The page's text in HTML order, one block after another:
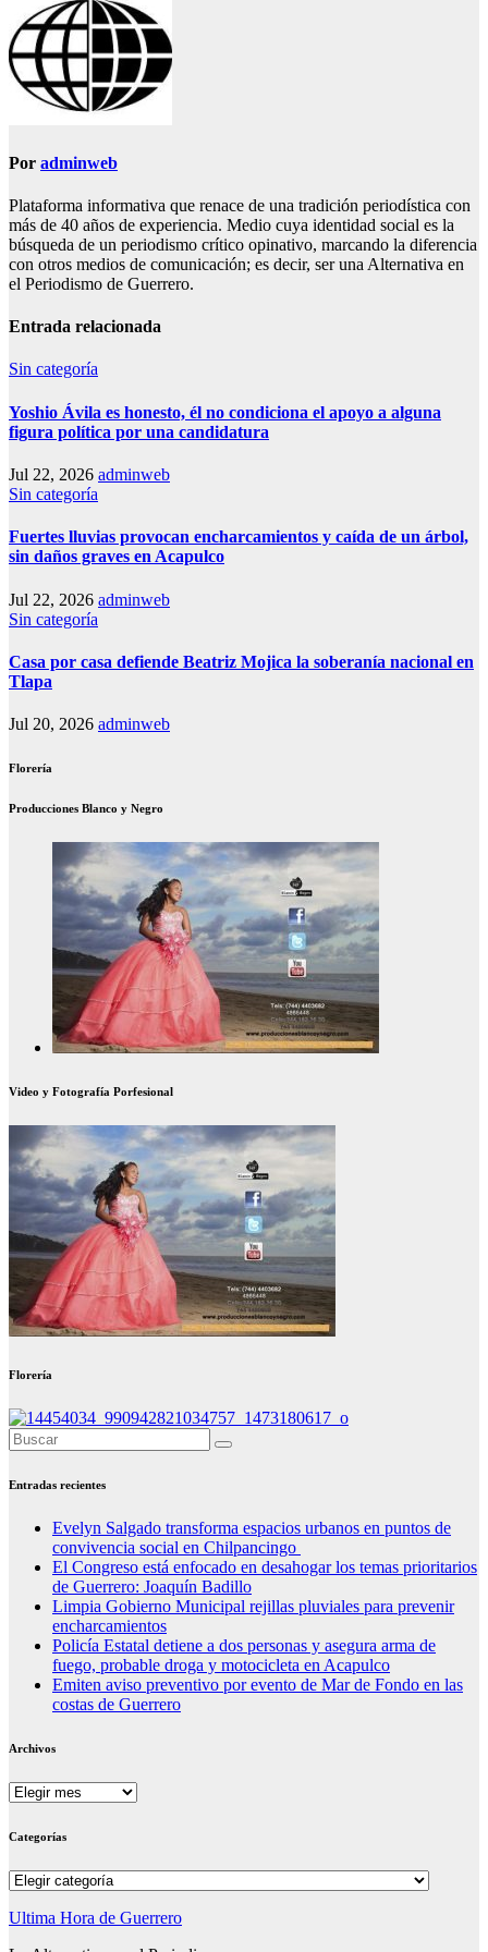
Por adminweb
Plataforma informativa que renace de una tradición periodística con
más de 40 años de experiencia. Medio cuya identidad social es la
búsqueda de un periodismo crítico opinativo, marcando la diferencia
con otros medios de comunicación; es decir, ser una Alternativa en
el Periodismo de Guerrero.
Entrada relacionada
Sin categoría
Yoshio Ávila es honesto, él no condiciona el apoyo a alguna
figura política por una candidatura
Jul 22, 2026 adminweb
Sin categoría
Fuertes lluvias provocan encharcamientos y caída de un árbol,
sin daños graves en Acapulco
Jul 22, 2026 adminweb
Sin categoría
Casa por casa defiende Beatriz Mojica la soberanía nacional en
Tlapa
Jul 20, 2026 adminweb
Florería
Producciones Blanco y Negro
Video y Fotografía Porfesional
Florería
Entradas recientes
Evelyn Salgado transforma espacios urbanos en puntos de
convivencia social en Chilpancingo
El Congreso está enfocado en desahogar los temas prioritarios
de Guerrero: Joaquín Badillo
Limpia Gobierno Municipal rejillas pluviales para prevenir
encharcamientos
Policía Estatal detiene a dos personas y asegura arma de
fuego, probable droga y motocicleta en Acapulco
Emiten aviso preventivo por evento de Mar de Fondo en las
costas de Guerrero
Archivos
Archivos
Categorías
Categorías
Ultima Hora de Guerrero